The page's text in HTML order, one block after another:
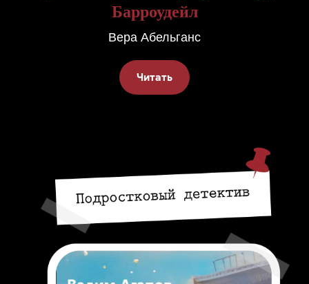
Барроудейл
Вера Абельганс
Читать